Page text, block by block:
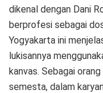
dikenal dengan Dani
berprofesi sebagai
Yogyakarta ini
lukisannya
kanvas. Sebagai
semesta, dalam